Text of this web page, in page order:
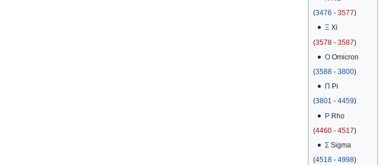
(3476 - 3577)
ΞXi
(3578 - 3587)
ΟOmicron
(3588 - 3800)
Π Pi
(3801 - 4459)
ΡRho
(4460 - 4517)
ΣSigma
(4518 - 4998)